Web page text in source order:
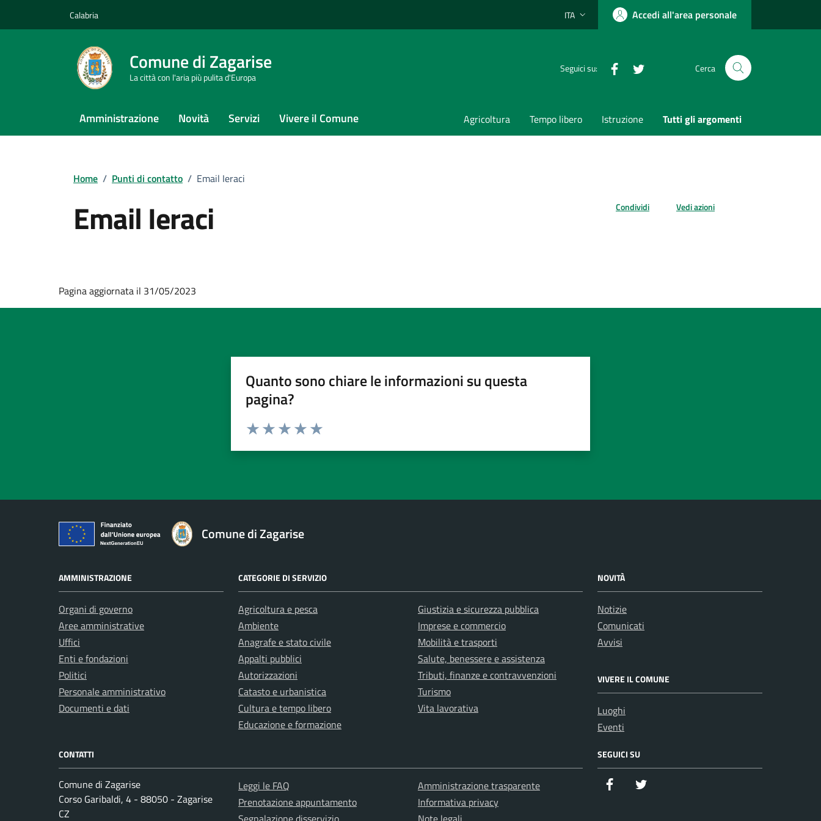
Calabria Lingua attiva:
ITA Accedi all'area personale
Comune di Zagarise
La città con l'aria più pulita d'Europa
Seguici su: Facebook Cerca
Amministrazione Novità Servizi Vivere il Comune Agricoltura Tempo libero Istruzione Tutti gli argomenti
Home / Punti di contatto / Email Ieraci
Email Ieraci Condividi Vedi azioni
Pagina aggiornata il 31/05/2023
Quanto sono chiare le informazioni su questa
pagina?
Comune di Zagarise
AMMINISTRAZIONE
Organi di governo
Aree amministrative
Uffici
Enti e fondazioni
Politici
Personale amministrativo
Documenti e dati
CATEGORIE DI SERVIZIO
Agricoltura e pesca
Ambiente
Anagrafe e stato civile
Appalti pubblici
Autorizzazioni
Catasto e urbanistica
Cultura e tempo libero
Educazione e formazione
Giustizia e sicurezza pubblica
Imprese e commercio
Mobilità e trasporti
Salute, benessere e assistenza
Tributi, finanze e contravvenzioni
Turismo
Vita lavorativa
NOVITÀ
Notizie
Comunicati
Avvisi
VIVERE IL COMUNE
Luoghi
Eventi
CONTATTI
Comune di Zagarise
Corso Garibaldi, 4 - 88050 - Zagarise
CZ
Leggi le FAQ
Prenotazione appuntamento
Amministrazione trasparente
Informativa privacy
SEGUICI SU
Facebook